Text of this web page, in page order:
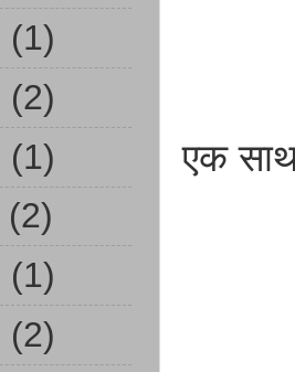
एक
(1)
(2)
(1)
(2)
(1)
(2)